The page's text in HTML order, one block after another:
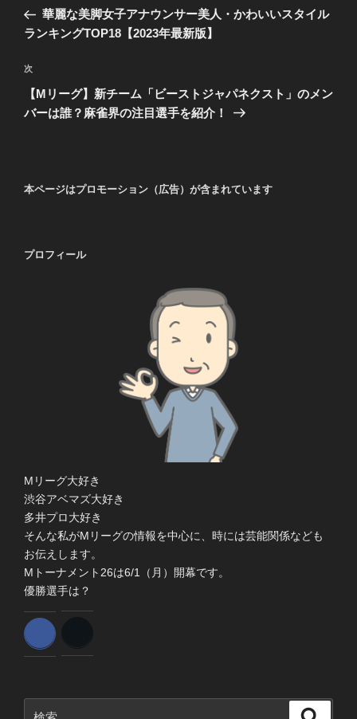
ナ
ゲ
ー
シ
の
投
華麗な美脚女子アナウンサー美人・かわいいスタイル
ランキングTOP18【2023年最新版】
次
の
投
次
【Mリーグ】新チーム「ビーストジャパネクスト」のメン
バーは誰？麻雀界の注目選手を紹介！
本ページはプロモーション（広告）が含まれています
プロフィール
Mリーグ大好き
渋谷アベマズ大好き
多井プロ大好き
そんな私がMリーグの情報を中心に、時には芸能関係なども
お伝えします。
Mトーナメント26は6/1（月）開幕です。
優勝選手は？